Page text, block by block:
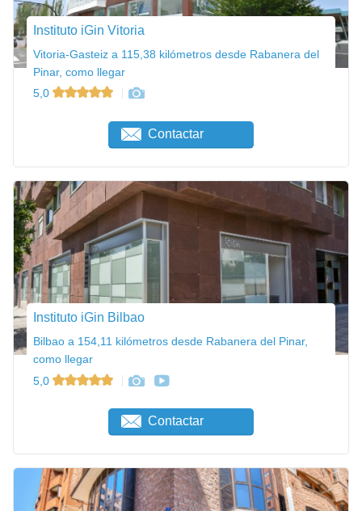
Instituto iGin Vitoria
Vitoria-Gasteiz a 115,38 kilómetros desde Rabanera del
Pinar, como llegar
5,0
Contactar
Instituto iGin Bilbao
Bilbao a 154,11 kilómetros desde Rabanera del Pinar,
como llegar
5,0
Contactar